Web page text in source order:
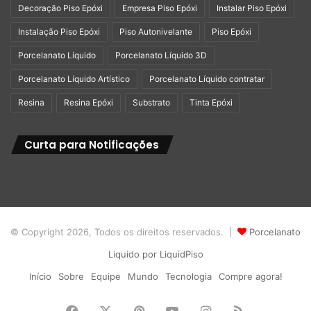
Decoração Piso Epóxi Empresa Piso Epóxi Instalar Piso Epóxi
Instalação Piso Epóxi Piso Autonivelante Piso Epóxi
Porcelanato Líquido Porcelanato Líquido 3D
Porcelanato Líquido Artístico Porcelanato Líquido contratar
Resina Resina Epóxi Substrato Tinta Epóxi
Curta para Notificações
© Copyright 2026, Todos os direitos reservados. |
Porcelanato
Liquido por LiquidPiso
Início
Sobre Equipe Mundo Tecnologia Compre agora!